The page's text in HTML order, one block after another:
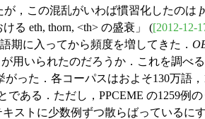
，この混乱がいわば慣習化したのは þ
る eth, thorn, <th> の盛衰」 ([2012-12-
期に入ってから頻度を増してきた．
が用いられたのだろうか．これを調べ
った．各コーパスはおよそ130万語
ある．ただし，PPCEME の1259例の
ストに少数例ずつ散らばっている